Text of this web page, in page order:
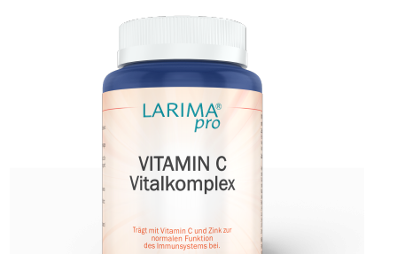
uns über info[at]larimapro.de für die Erstbestellung!